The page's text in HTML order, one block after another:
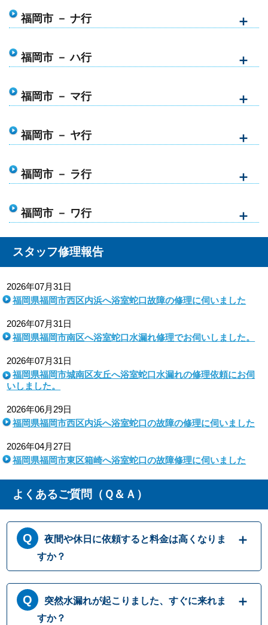
福岡市 － ナ行
福岡市 － ハ行
福岡市 － マ行
福岡市 － ヤ行
福岡市 － ラ行
福岡市 － ワ行
スタッフ修理報告
2026年07月31日
福岡県福岡市西区内浜へ浴室蛇口故障の修理に伺いました
2026年07月31日
福岡県福岡市南区へ浴室蛇口水漏れ修理でお伺いしました。
2026年07月31日
福岡県福岡市城南区友丘へ浴室蛇口水漏れの修理依頼にお伺
いしました。
2026年06月29日
福岡県福岡市西区内浜へ浴室蛇口の故障の修理に伺いました
2026年04月27日
福岡県福岡市東区箱崎へ浴室蛇口の故障修理に伺いました
よくあるご質問（Ｑ＆Ａ）
夜間や休日に依頼すると料金は高くなりま
すか？
水道職人では、時間帯や曜日による料金の割
り増しは行っておりません。休日祝日問わ
ず、お盆や年末年始でも困りの際にはいつで
突然水漏れが起こりました、すぐに来れま
すか？